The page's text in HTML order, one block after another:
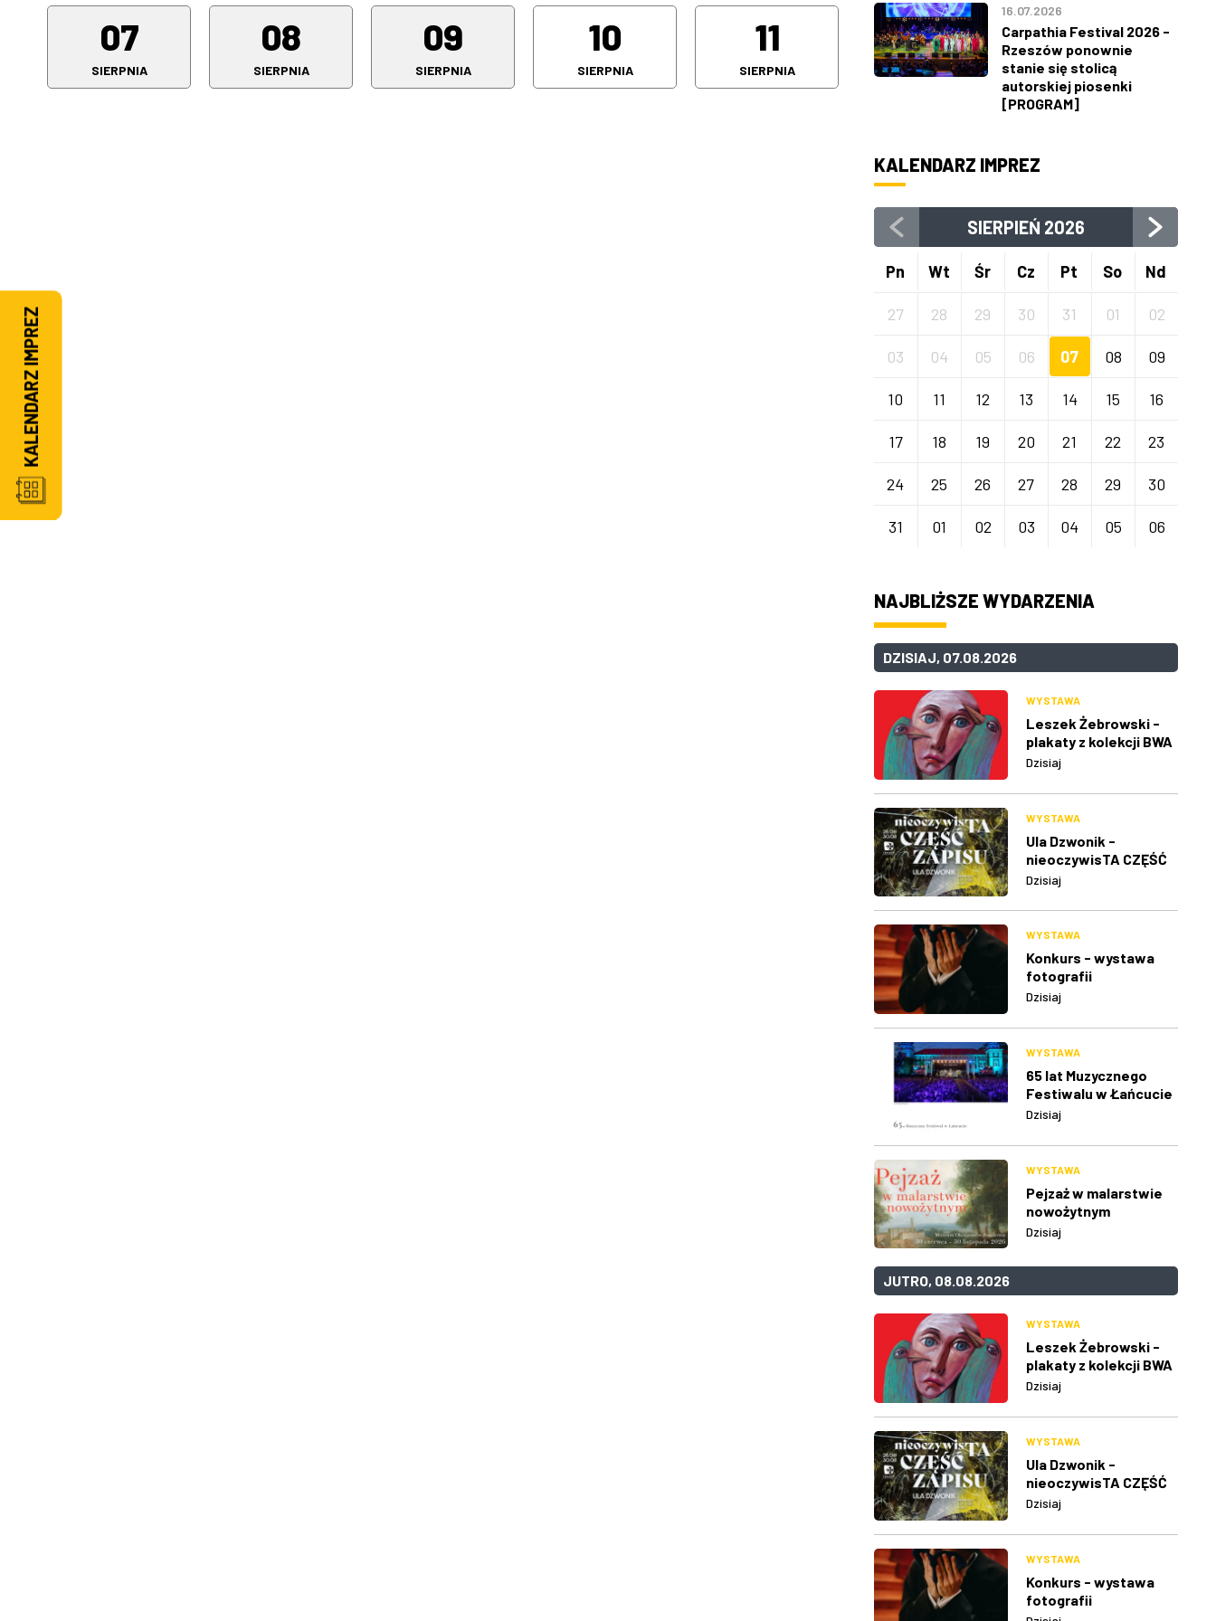
07
SIERPNIA
08
SIERPNIA
09
SIERPNIA
10
SIERPNIA
11
SIERPNIA
12
SIERPNIA
13
SIERPNIA
16.07.2026
Carpathia Festival 2026 -
Rzeszów ponownie
stanie się stolicą
autorskiej piosenki
[PROGRAM]
KALENDARZ IMPREZ
SIERPIEŃ 2026
Pn Wt Śr Cz Pt So Nd
27 28 29 30 31 01 02
03 04 05 06 07 08 09
10 11 12 13 14 15 16
17 18 19 20 21 22 23
24 25 26 27 28 29 30
31 01 02 03 04 05 06
NAJBLIŻSZE WYDARZENIA
DZISIAJ, 07.08.2026
WYSTAWA
Leszek Żebrowski -
plakaty z kolekcji BWA
w Rzeszowie
Dzisiaj
WYSTAWA
Ula Dzwonik -
nieoczywisTA CZĘŚĆ
ZAPISU
Dzisiaj
WYSTAWA
Konkurs - wystawa
fotografii
Dzisiaj
WYSTAWA
65 lat Muzycznego
Festiwalu w Łańcucie
Dzisiaj
WYSTAWA
Pejzaż w malarstwie
nowożytnym
Dzisiaj
JUTRO, 08.08.2026
WYSTAWA
Leszek Żebrowski -
plakaty z kolekcji BWA
w Rzeszowie
Dzisiaj
WYSTAWA
Ula Dzwonik -
nieoczywisTA CZĘŚĆ
ZAPISU
Dzisiaj
WYSTAWA
Konkurs - wystawa
fotografii
KALENDARZ IMPREZ